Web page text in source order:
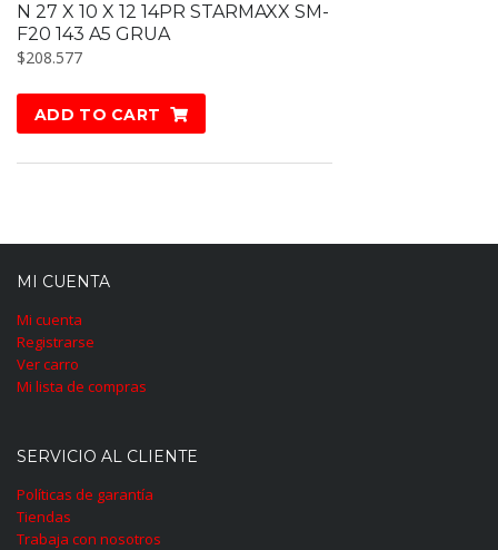
N 27 X 10 X 12 14PR STARMAXX SM-
F20 143 A5 GRUA
$208.577
ADD TO CART
MI CUENTA
Mi cuenta
Registrarse
Ver carro
Mi lista de compras
SERVICIO AL CLIENTE
Políticas de garantía
Tiendas
Trabaja con nosotros